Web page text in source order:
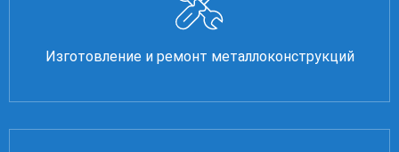
Изготовление и ремонт металлоконструкций